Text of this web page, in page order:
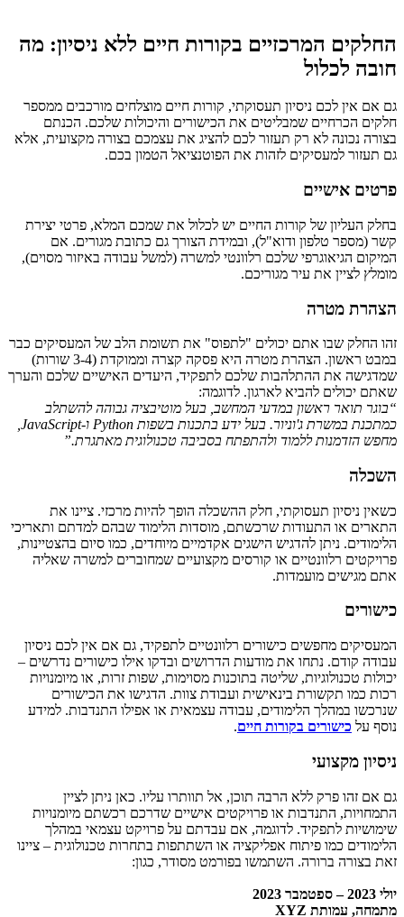
החלקים המרכזיים בקורות חיים ללא ניסיון: מה
חובה לכלול
גם אם אין לכם ניסיון תעסוקתי, קורות חיים מוצלחים מורכבים ממספר
חלקים הכרחיים שמבליטים את הכישורים והיכולות שלכם. הכנתם
בצורה נכונה לא רק תעזור לכם להציג את עצמכם בצורה מקצועית, אלא
גם תעזור למעסיקים לזהות את הפוטנציאל הטמון בכם.
פרטים אישיים
בחלק העליון של קורות החיים יש לכלול את שמכם המלא, פרטי יצירת
קשר (מספר טלפון ודוא"ל), ובמידת הצורך גם כתובת מגורים. אם
המיקום הגיאוגרפי שלכם רלוונטי למשרה (למשל עבודה באיזור מסוים),
מומלץ לציין את עיר מגוריכם.
הצהרת מטרה
זהו החלק שבו אתם יכולים "לתפוס" את תשומת הלב של המעסיקים כבר
במבט ראשון. הצהרת מטרה היא פסקה קצרה וממוקדת (3-4 שורות)
שמדגישה את ההתלהבות שלכם לתפקיד, היעדים האישיים שלכם והערך
שאתם יכולים להביא לארגון. לדוגמה:
“בוגר תואר ראשון במדעי המחשב, בעל מוטיבציה גבוהה להשתלב
מחפש הזדמנות ללמוד ולהתפתח בסביבה טכנולוגית מאתגרת.”
השכלה
כשאין ניסיון תעסוקתי, חלק ההשכלה הופך להיות מרכזי. ציינו את
התארים או התעודות שרכשתם, מוסדות הלימוד שבהם למדתם ותאריכי
הלימודים. ניתן להדגיש הישגים אקדמיים מיוחדים, כמו סיום בהצטיינות,
פרויקטים רלוונטיים או קורסים מקצועיים שמחוברים למשרה שאליה
אתם מגישים מועמדות.
כישורים
המעסיקים מחפשים כישורים רלוונטיים לתפקיד, גם אם אין לכם ניסיון
עבודה קודם. נתחו את מודעות הדרושים ובדקו אילו כישורים נדרשים –
יכולות טכנולוגיות, שליטה בתוכנות מסוימות, שפות זרות, או מיומנויות
רכות כמו תקשורת בינאישית ועבודת צוות. הדגישו את הכישורים
שנרכשו במהלך הלימודים, עבודה עצמאית או אפילו התנדבות. למידע
נוסף על כישורים בקורות חיים.
ניסיון מקצועי
גם אם זהו פרק ללא הרבה תוכן, אל תוותרו עליו. כאן ניתן לציין
התמחויות, התנדבות או פרויקטים אישיים שדרכם רכשתם מיומנויות
שימושיות לתפקיד. לדוגמה, אם עבדתם על פרויקט עצמאי במהלך
הלימודים כמו פיתוח אפליקציה או השתתפות בתחרות טכנולוגית – ציינו
זאת בצורה ברורה. השתמשו בפורמט מסודר, כגון:
יולי 2023 – ספטמבר 2023
מתמחה, עמותת XYZ